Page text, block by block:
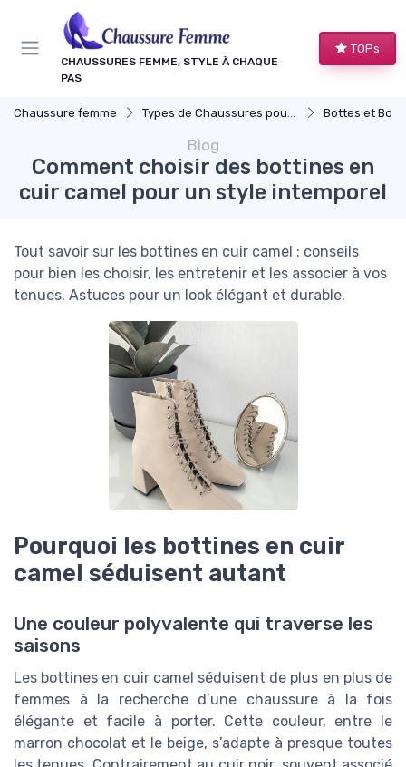
CHAUSSURES FEMME, STYLE À CHAQUE
PAS
TOPs
Chaussure femme Types de Chaussures pour Femmes Bottes et
Blog
Comment choisir des bottines en
cuir camel pour un style intemporel
Tout savoir sur les bottines en cuir camel : conseils
pour bien les choisir, les entretenir et les associer à vos
tenues. Astuces pour un look élégant et durable.
Pourquoi les bottines en cuir
camel séduisent autant
Une couleur polyvalente qui traverse les
saisons
Les bottines en cuir camel séduisent de plus en plus de
femmes à la recherche d’une chaussure à la fois
élégante et facile à porter. Cette couleur, entre le
marron chocolat et le beige, s’adapte à presque toutes
Panneau de gestion des cookies